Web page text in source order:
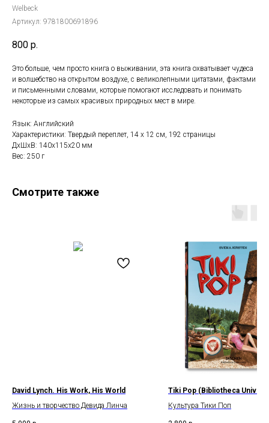
Welbeck
Артикул: 9781800691896
800 р.
Это больше, чем просто книга о выживании, эта книга охватывает чудеса
и волшебство на открытом воздухе, с великолепными цитатами, фактами
и письменными словами, которые помогают исследовать и понимать
некоторые из самых красивых природных мест в мире.
Язык: Английский
Характеристики: Твердый переплет, 14 х 12 см, 192 страницы
ДxШxВ: 140x115x20 мм
Вес: 250 г
Смотрите также
David Lynch. His Work, His World
Жизнь и творчество Девида Линча
Tiki Pop (Bibliotheca
Культура Тики Поп